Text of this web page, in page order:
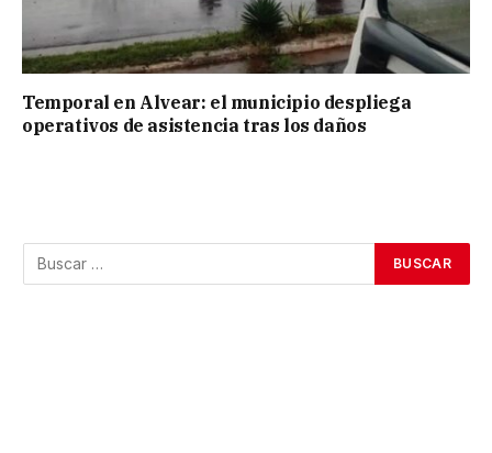
Temporal en Alvear: el municipio despliega
operativos de asistencia tras los daños